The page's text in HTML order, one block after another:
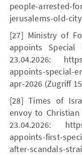
people-arrested-
jerusalems-old-
[27] Ministry of
appoints
23.04.2026:
appoints-special-
apr-2026 (Zugriff
[28] Times of
envoy to
23.04.2026:
appoints-first-
after-scandals-